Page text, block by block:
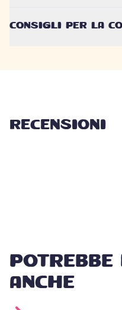
CONSIGLI PER LA
RECENSIONI
ANCHE